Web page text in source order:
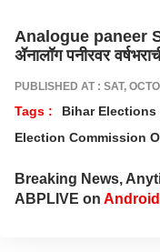
Analogue paneer
ॲनालॉग पनीरवर
PUBLISHED AT : SAT,
Tags : Bihar Elections
Election Commission
Breaking News,
ABPLIVE on Android